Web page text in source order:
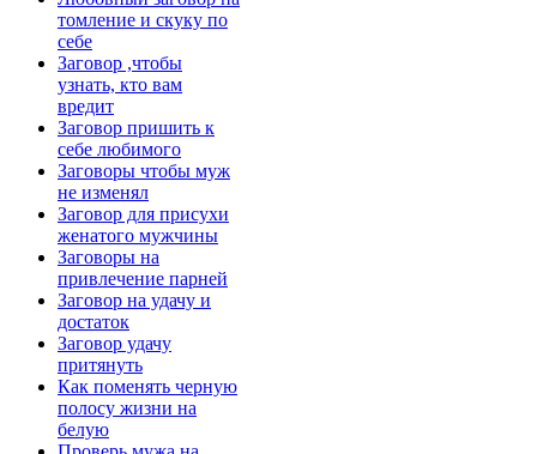
томление и скуку по
себе
Заговор ,чтобы
узнать, кто вам
вредит
Заговор пришить к
себе любимого
Заговоры чтобы муж
не изменял
Заговор для присухи
женатого мужчины
Заговоры на
привлечение парней
Заговор на удачу и
достаток
Заговор удачу
притянуть
Как поменять черную
полосу жизни на
белую